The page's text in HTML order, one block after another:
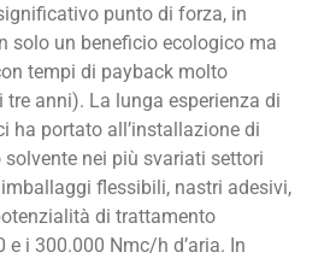
punto di forza, in
solo un beneficio ecologico ma
tempi di payback molto
anni). La lunga esperienza di
ha portato all’installazione di
nei più svariati settori
flessibili, nastri adesivi,
di trattamento
e i 300.000 Nmc/h d’aria. In